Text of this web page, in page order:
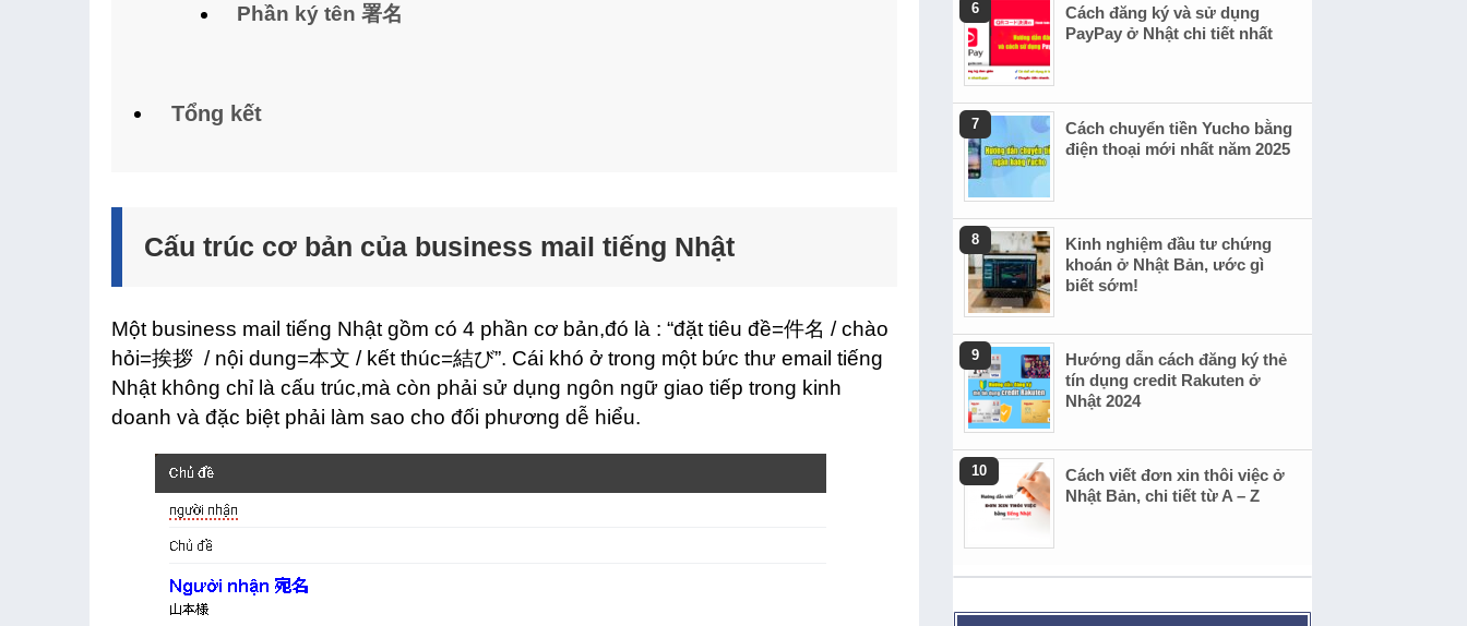
Phần ký tên 署名
Tổng kết
Cấu trúc cơ bản của business mail tiếng Nhật
Một business mail tiếng Nhật gồm có 4 phần cơ bản,đó là : “đặt tiêu đề=件名 / chào
hỏi=挨拶 / nội dung=本文 / kết thúc=結び”. Cái khó ở trong một bức thư email tiếng
Nhật không chỉ là cấu trúc,mà còn phải sử dụng ngôn ngữ giao tiếp trong kinh
doanh và đặc biệt phải làm sao cho đối phương dễ hiểu.
Cách đăng ký và sử dụng
PayPay ở Nhật chi tiết nhất
Cách chuyển tiền Yucho bằng
điện thoại mới nhất năm 2025
Kinh nghiệm đầu tư chứng
khoán ở Nhật Bản, ước gì
biết sớm!
Hướng dẫn cách đăng ký thẻ
tín dụng credit Rakuten ở
Nhật 2024
Cách viết đơn xin thôi việc ở
Nhật Bản, chi tiết từ A – Z